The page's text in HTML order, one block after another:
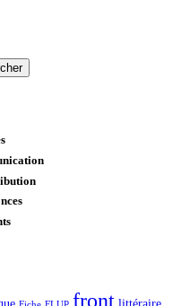
front